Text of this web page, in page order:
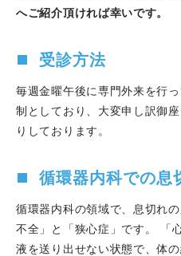
2024.01.26当院でHARI-
Workshopを開催しました。
当科の宮田大
被災地に向かいました。
ました。今後、定期的に担
2024.01.15令和5年度 は
じで開催され、当科の絹谷
した。
へご紹介頂ければ幸いです。
受診方法
毎週金曜午後に専門外来を行
制としており、大変申し訳御
りしております。
循環器内科での息
循環器内科の領域で、息切れ
不全」と「狭心症」です。 「
液を送り出せない状態で、体